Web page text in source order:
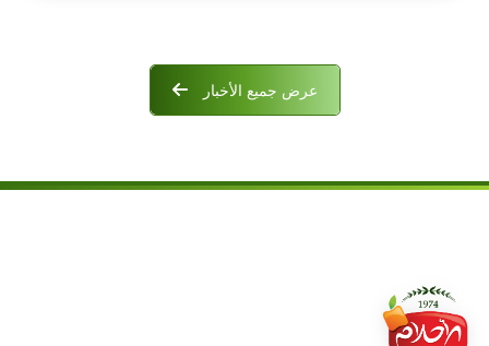
عرض جميع الأخبار